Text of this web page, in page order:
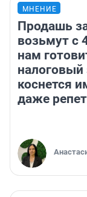
МНЕНИЕ
Продашь
возьмут с
нам
налоговый
коснется
даже